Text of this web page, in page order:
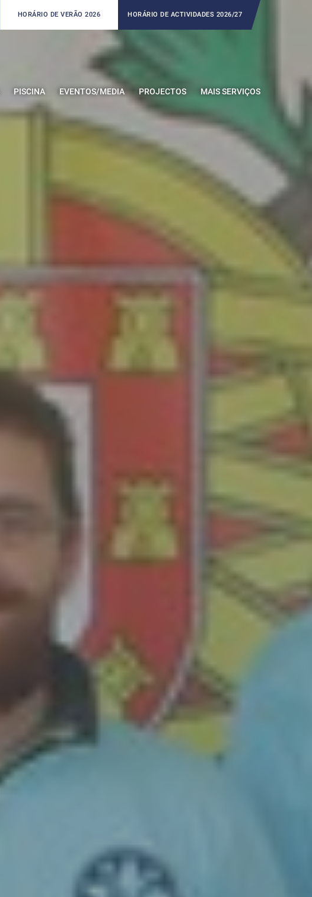
HORÁRIO DE VERÃO 2026 HORÁRIO DE ACTIVIDADES 2026/27
PISCINA EVENTOS/MEDIA PROJECTOS MAIS SERVIÇOS